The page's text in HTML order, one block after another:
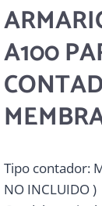
A100
Tipo contador:
NO INCLUIDO )